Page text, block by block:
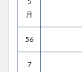
月
56
7